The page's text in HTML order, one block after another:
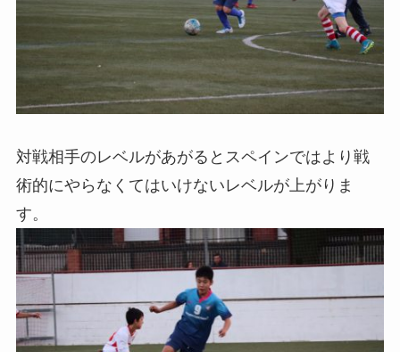
対戦相手のレベルがあがるとスペインではより戦
術的にやらなくてはいけないレベルが上がりま
す。